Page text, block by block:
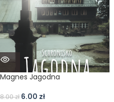
Magnes Jagodna
8.00zł 6.00 zł